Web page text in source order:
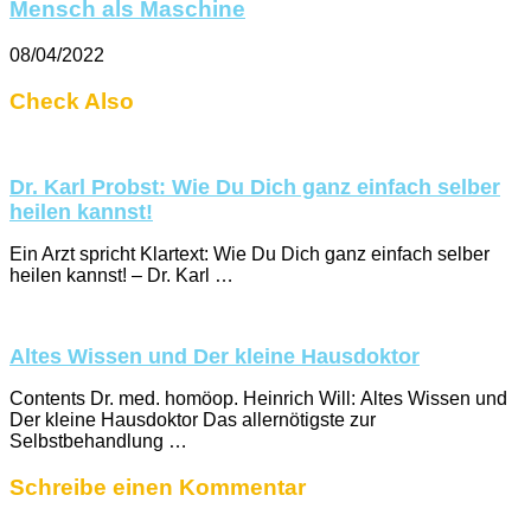
Mensch als Maschine
08/04/2022
Check Also
Dr. Karl Probst: Wie Du Dich ganz einfach selber
heilen kannst!
Ein Arzt spricht Klartext: Wie Du Dich ganz einfach selber
heilen kannst! – Dr. Karl …
Altes Wissen und Der kleine Hausdoktor
Contents Dr. med. homöop. Heinrich Will: Altes Wissen und
Der kleine Hausdoktor Das allernötigste zur
Selbstbehandlung …
Schreibe einen Kommentar